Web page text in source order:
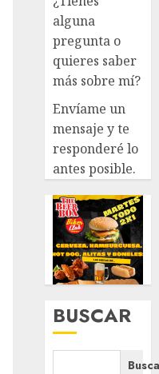
alguna
pregunta o
quieres saber
más sobre mí?
Envíame un
mensaje y te
responderé lo
antes posible.
BUSCAR